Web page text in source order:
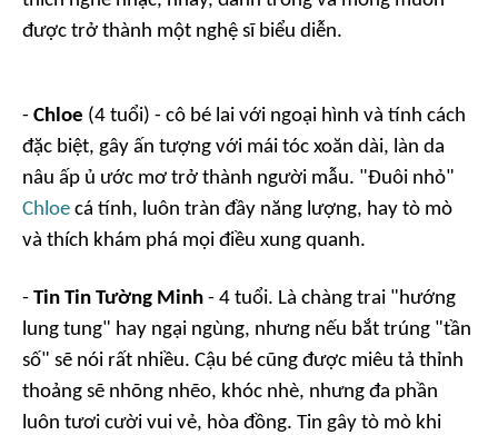
được trở thành một nghệ sĩ biểu diễn.
- Chloe (4 tuổi) - cô bé lai với ngoại hình và tính cách
đặc biệt, gây ấn tượng với mái tóc xoăn dài, làn da
nâu ấp ủ ước mơ trở thành người mẫu. "Đuôi nhỏ"
Chloe cá tính, luôn tràn đầy năng lượng, hay tò mò
và thích khám phá mọi điều xung quanh.
- Tin Tin Tường Minh - 4 tuổi. Là chàng trai "hướng
lung tung" hay ngại ngùng, nhưng nếu bắt trúng "tần
số" sẽ nói rất nhiều. Cậu bé cũng được miêu tả thỉnh
thoảng sẽ nhõng nhẽo, khóc nhè, nhưng đa phần
luôn tươi cười vui vẻ, hòa đồng. Tin gây tò mò khi